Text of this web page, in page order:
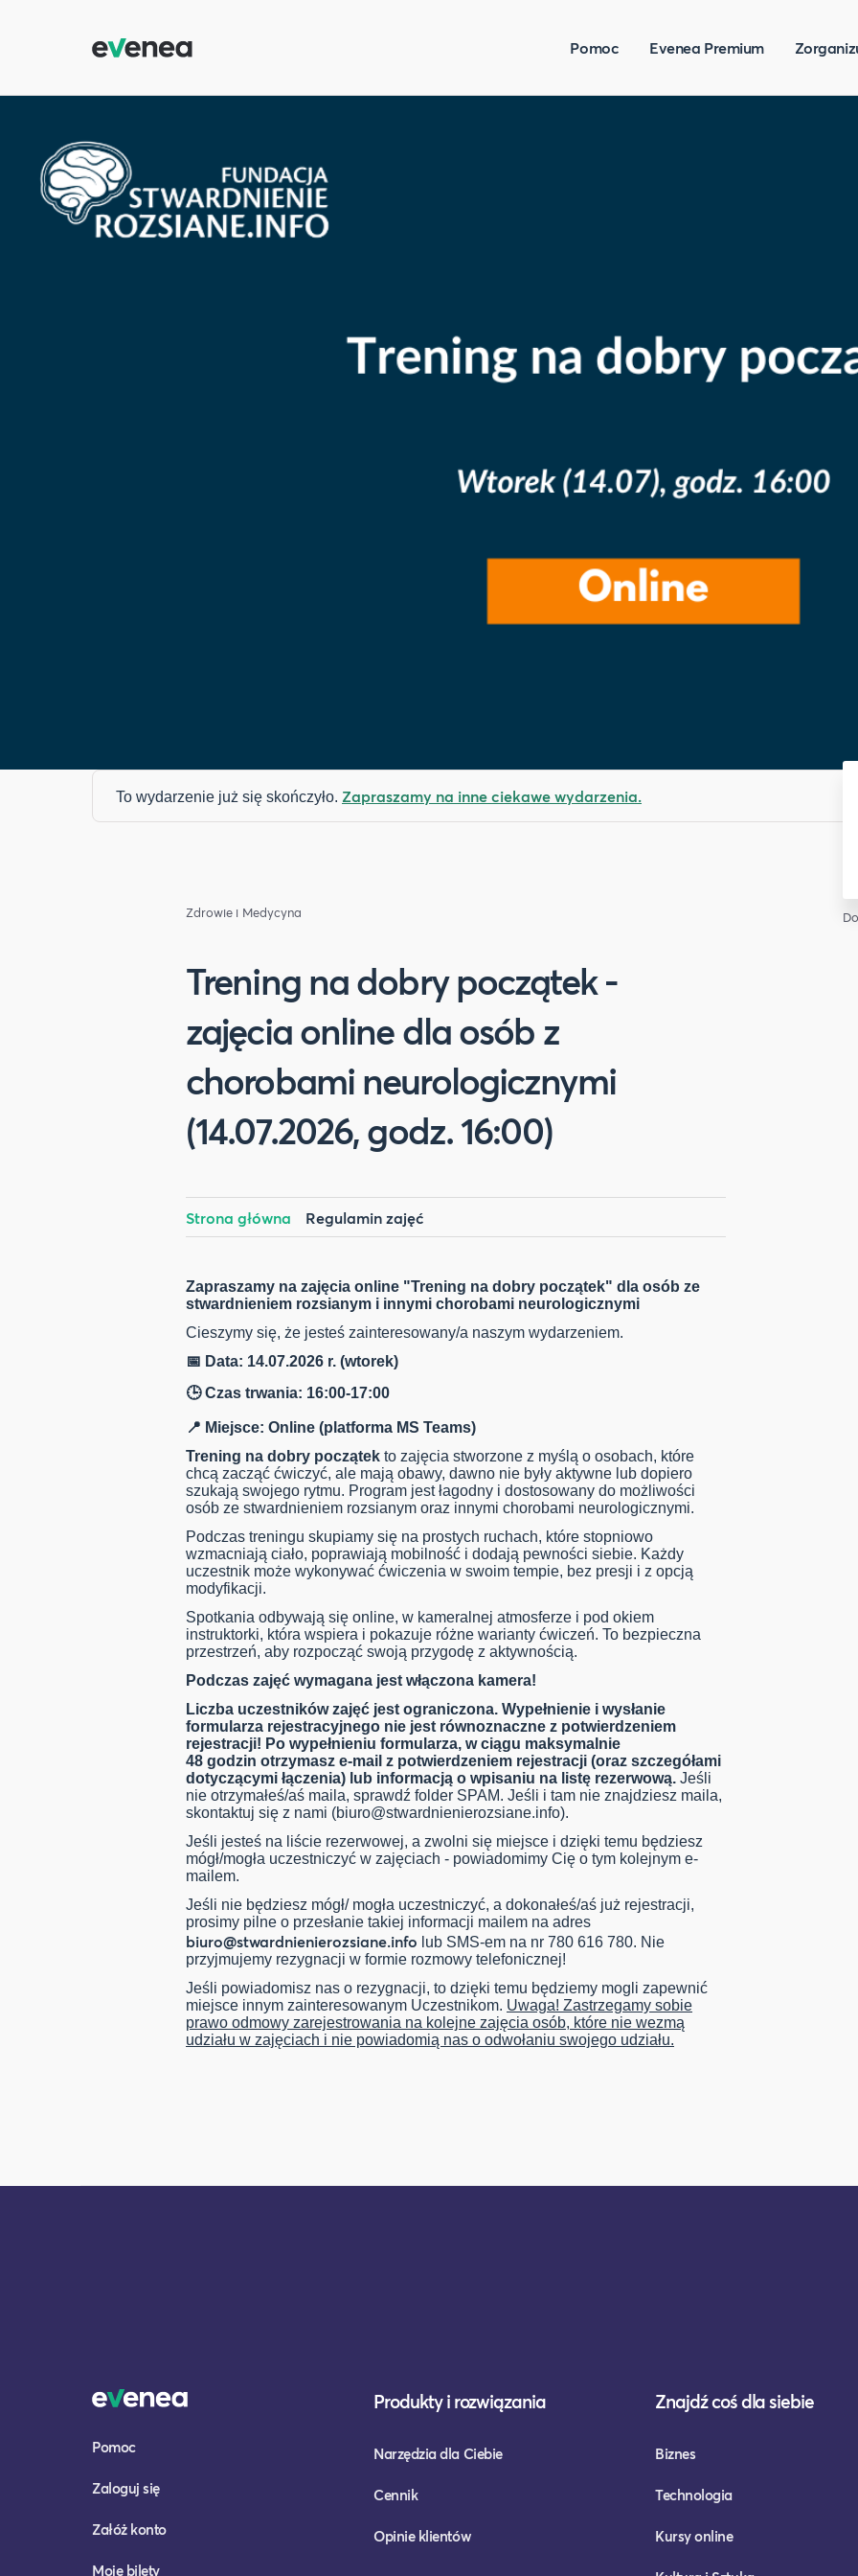
Pomoc Evenea Premium
To wydarzenie już się skończyło. Zapraszamy na inne ciekawe wydarzenia.
Zdrowie i Medycyna
Trening na dobry początek -
zajęcia online dla osób z
chorobami neurologicznymi
(14.07.2026, godz. 16:00)
Strona główna Regulamin zajęć
Zapraszamy na zajęcia online "Trening na dobry początek" dla osób ze
stwardnieniem rozsianym i innymi chorobami neurologicznymi
Cieszymy się, że jesteś zainteresowany/a naszym wydarzeniem.
📅 Data: 14.07.2026 r. (wtorek)
🕒 Czas trwania: 16:00-17:00
📍 Miejsce: Online (platforma MS Teams)
Trening na dobry początek to zajęcia stworzone z myślą o osobach, które
chcą zacząć ćwiczyć, ale mają obawy, dawno nie były aktywne lub dopiero
szukają swojego rytmu. Program jest łagodny i dostosowany do możliwości
osób ze stwardnieniem rozsianym oraz innymi chorobami neurologicznymi.
Podczas treningu skupiamy się na prostych ruchach, które stopniowo
wzmacniają ciało, poprawiają mobilność i dodają pewności siebie. Każdy
uczestnik może wykonywać ćwiczenia w swoim tempie, bez presji i z opcją
modyfikacji.
Spotkania odbywają się online, w kameralnej atmosferze i pod okiem
instruktorki, która wspiera i pokazuje różne warianty ćwiczeń. To bezpieczna
przestrzeń, aby rozpocząć swoją przygodę z aktywnością.
Podczas zajęć wymagana jest włączona kamera!
Liczba uczestników zajęć jest ograniczona. Wypełnienie i wysłanie
formularza rejestracyjnego nie jest równoznaczne z potwierdzeniem
rejestracji! Po wypełnieniu formularza, w ciągu maksymalnie
48 godzin otrzymasz e-mail z potwierdzeniem rejestracji (oraz szczegółami
dotyczącymi łączenia) lub informacją o wpisaniu na listę rezerwową. Jeśli
nie otrzymałeś/aś maila, sprawdź folder SPAM. Jeśli i tam nie znajdziesz maila,
skontaktuj się z nami (biuro@stwardnienierozsiane.info).
Jeśli jesteś na liście rezerwowej, a zwolni się miejsce i dzięki temu będziesz
mógł/mogła uczestniczyć w zajęciach - powiadomimy Cię o tym kolejnym e-
mailem.
Jeśli nie będziesz mógł/ mogła uczestniczyć, a dokonałeś/aś już rejestracji,
prosimy pilne o przesłanie takiej informacji mailem na adres
biuro@stwardnienierozsiane.info lub SMS-em na nr 780 616 780. Nie
przyjmujemy rezygnacji w formie rozmowy telefonicznej!
Jeśli powiadomisz nas o rezygnacji, to dzięki temu będziemy mogli zapewnić
miejsce innym zainteresowanym Uczestnikom. Uwaga! Zastrzegamy sobie
prawo odmowy zarejestrowania na kolejne zajęcia osób, które nie wezmą
udziału w zajęciach i nie powiadomią nas o odwołaniu swojego udziału.
Pomoc
Zaloguj się
Załóż konto
Moje bilety
Produkty i rozwiązania
Narzędzia dla Ciebie
Cennik
Opinie klientów
Znajdź coś dla siebie
Biznes
Technologia
Kursy online